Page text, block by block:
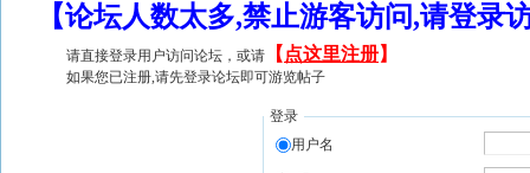
【论坛人数太多,禁止游客访问,请登
请直接登录用户访问论坛，或请 【 点这里注册】
如果您已注册,请先登录论坛即可游览帖子
登录
用户名